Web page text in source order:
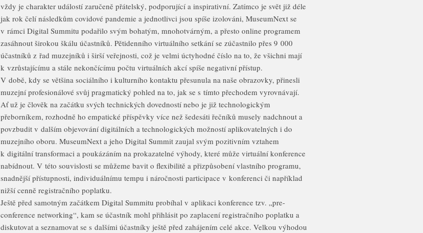
vždy je charakter událostí zaručeně přátelský, podporující a inspirativní. Zatímco je svět již déle
jak rok čelí následkům covidové pandemie a jednotlivci jsou spíše izolováni, MuseumNext se
v rámci Digital Summitu podařilo svým bohatým, mnohotvárným, a přesto online programem
zasáhnout širokou škálu účastníků. Pětidenního virtuálního setkání se zúčastnilo přes 9 000
účastníků z řad muzejníků i širší veřejnosti, což je velmi úctyhodné číslo na to, že všichni mají
k vzrůstajícímu a stále nekončícímu počtu virtuálních akcí spíše negativní přístup.
V době, kdy se většina sociálního i kulturního kontaktu přesunula na naše obrazovky, přinesli
muzejní profesionálové svůj pragmatický pohled na to, jak se s tímto přechodem vyrovnávají.
Ať už je člověk na začátku svých technických dovedností nebo je již technologickým
přeborníkem, rozhodně ho empatické příspěvky více než šedesáti řečníků musely nadchnout a
povzbudit v dalším objevování digitálních a technologických možností aplikovatelných i do
muzejního oboru. MuseumNext a jeho Digital Summit zaujal svým pozitivním vztahem
k digitální transformaci a poukázáním na prokazatelné výhody, které může virtuální konference
nabídnout. V této souvislosti se můžeme bavit o flexibilitě a přizpůsobení vlastního programu,
snadnější přístupnosti, individuálnímu tempu i náročnosti participace v konferenci či například
nižší cenně registračního poplatku.
Ještě před samotným začátkem Digital Summitu probíhal v aplikaci konference tzv. „pre-
conference networking“, kam se účastník mohl přihlásit po zaplacení registračního poplatku a
diskutovat a seznamovat se s dalšími účastníky ještě před zahájením celé akce. Velkou výhodou